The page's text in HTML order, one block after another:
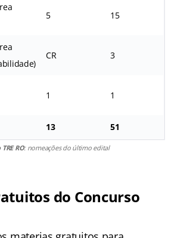
5 15
CR 3
1 1
13 51
RO: nomeações do último edital
do Concurso